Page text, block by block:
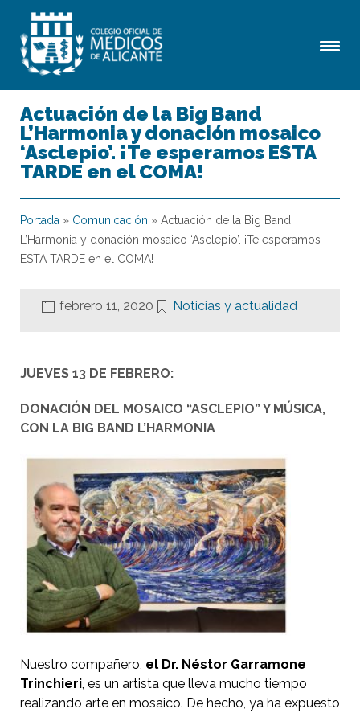
Actuación de la Big Band
L’Harmonia y donación mosaico
‘Asclepio’. ¡Te esperamos ESTA
TARDE en el COMA!
Portada » Comunicación » Actuación de la Big Band
L’Harmonia y donación mosaico ‘Asclepio’. ¡Te esperamos
ESTA TARDE en el COMA!
febrero 11, 2020 Noticias y actualidad
JUEVES 13 DE FEBRERO:
DONACIÓN DEL MOSAICO “ASCLEPIO” Y MÚSICA,
CON LA BIG BAND L’HARMONIA
Nuestro compañero, el Dr. Néstor Garramone
Trinchieri , es un artista que lleva mucho tiempo
realizando arte en mosaico. De hecho, ya ha expuesto